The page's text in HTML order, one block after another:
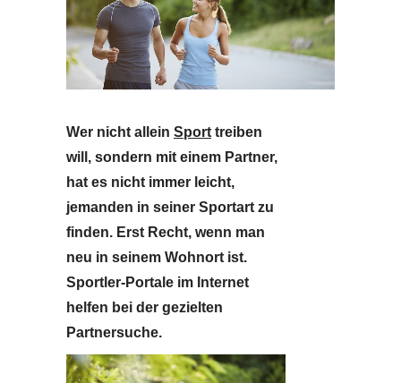
Wer nicht allein Sport treiben
will, sondern mit einem Partner,
hat es nicht immer leicht,
jemanden in seiner Sportart zu
finden. Erst Recht, wenn man
neu in seinem Wohnort ist.
Sportler-Portale im Internet
helfen bei der gezielten
Partnersuche.